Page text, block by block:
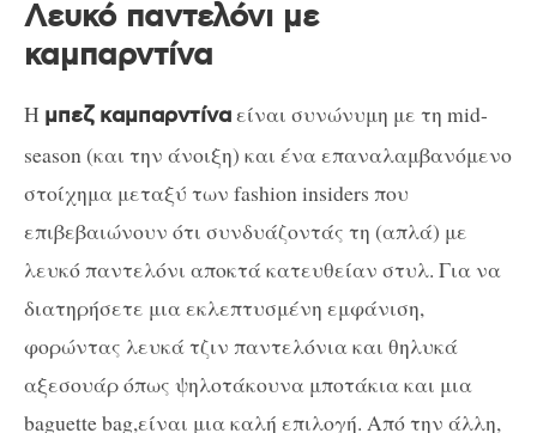
Λευκό παντελόνι με
καμπαρντίνα
Η μπεζ καμπαρντίναείναι συνώνυμη με τη mid-
season (και την άνοιξη) και ένα επαναλαμβανόμενο
στοίχημα μεταξύ των fashion insiders που
επιβεβαιώνουν ότι συνδυάζοντάς τη (απλά) με
λευκό παντελόνι αποκτά κατευθείαν στυλ. Για να
διατηρήσετε μια εκλεπτυσμένη εμφάνιση,
φορώντας λευκά τζιν παντελόνια και θηλυκά
αξεσουάρ όπως ψηλοτάκουνα μποτάκια και μια
baguette bag,είναι μια καλή επιλογή. Από την άλλη,